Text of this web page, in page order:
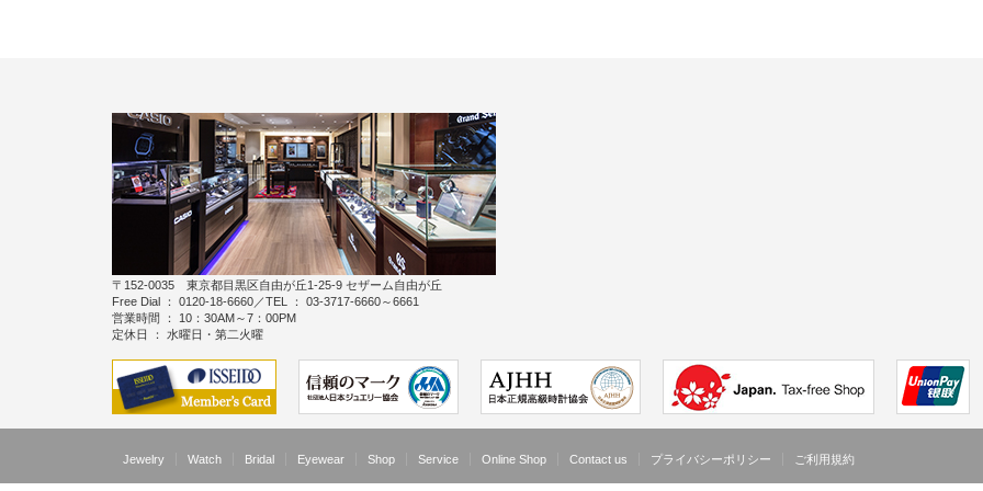
〒152-0035 東京都目黒区自由が丘1-25-9 セザーム自由が丘
Free Dial ： 0120-18-6660／TEL ： 03-3717-6660～6661
営業時間 ： 10：30AM～7：00PM
定休日 ： 水曜日・第二火曜
Jewelry Watch Bridal Eyewear Shop Service Online Shop Contact us プライバシーポリシー ご利用規約